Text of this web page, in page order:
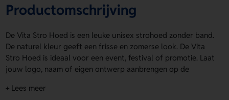
Productomschrijving
De Vita Stro Hoed is een leuke unisex strohoed zonder band.
De naturel kleur geeft een frisse en zomerse look. De Vita
Stro Hoed is ideaal voor een event, festival of promotie. Laat
jouw logo, naam of eigen ontwerp aanbrengen op de
een simpele hoed iets unieks. Bestel of vraag een prijs op.
+ Lees meer